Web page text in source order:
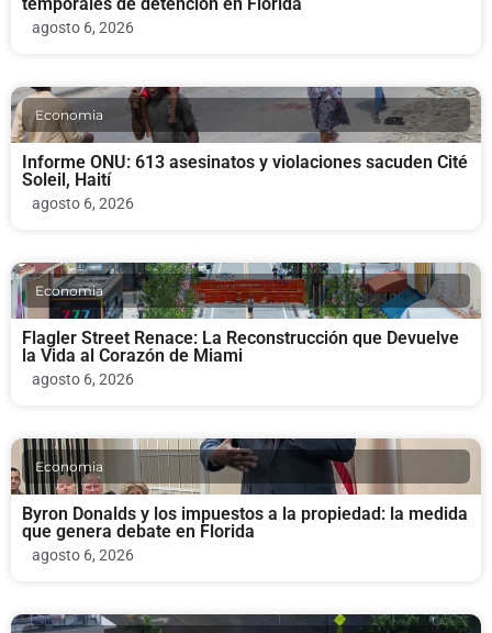
agosto 6, 2026
Economia
Informe ONU: 613 asesinatos y violaciones sacuden Cité
Soleil, Haití
agosto 6, 2026
Economia
Flagler Street Renace: La Reconstrucción que Devuelve
la Vida al Corazón de Miami
agosto 6, 2026
Economia
Byron Donalds y los impuestos a la propiedad: la medida
que genera debate en Florida
agosto 6, 2026